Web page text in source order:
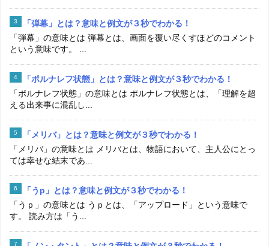
「弾幕」とは？意味と例文が３秒でわかる！
「弾幕」の意味とは 弾幕とは、画面を覆い尽くすほどのコメント
という意味です。 ...
「ポルナレフ状態」とは？意味と例文が３秒でわかる！
「ポルナレフ状態」の意味とは ポルナレフ状態とは、「理解を超
える出来事に混乱し...
「メリバ」とは？意味と例文が３秒でわかる！
「メリバ」の意味とは メリバとは、物語において、主人公にとっ
ては幸せな結末であ...
「うp」とは？意味と例文が３秒でわかる！
「うｐ」の意味とは うｐとは、「アップロード」という意味で
す。 読み方は「う...